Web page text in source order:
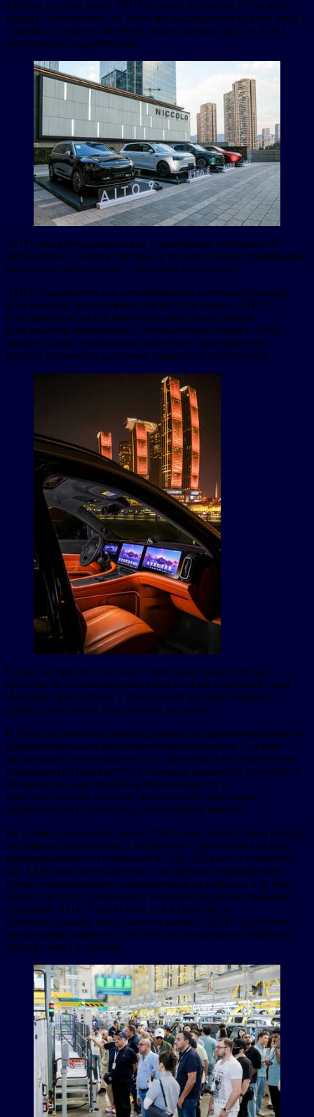
в Китае по цене выше 500 000 юаней в течение 15 месяцев
подряд. Основываясь на этом, мы расширяемся во всем мире с
планами по предоставлению транспортных средств AITO
зарубежным потребителям».
AITO расшифровывается как «Добавление интеллекта к
автомобилю» (Adding Intelligence to Auto), бренд, стремящийся
переосмыслить роскошь с помощью интеллекта.
AITO 9 выделяется как универсальный интеллектуальный
флагманский внедорожник для всех сценариев. AITO 8
позиционируется как семейный интеллектуальный
флагманский внедорожник, который представляет собой
универсальное «мобильное жизненное пространство»,
которое отличается дисплеем, комфортом и удобством.
В ходе экскурсии участники оценивали транспортные
средства по трем сценариям: комплексный городской опыт
Чунцина, опыт работы с продукцией на озере Минью и
профессиональный опыт работы на трассе.
В Чунцине многочисленные датчики восприятия автомобиля
поддерживали ситуационную осведомленность. Система
распознавания светофоров NCA обеспечила бесперебойную
навигацию на перекрестке в сложных дорожных условиях, в
то время как адаптивный контроль скорости и
интеллектуальная система смены полосы движения с
уверенностью справлялись с изменением высоты.
На профессиональной трассе СМИ стали свидетелями работы
системы автоматического экстренного торможения (AEB),
которая работает со скоростью от 4 до 150 км/ч, и испытали,
как AEB помогает водителю с экстренным торможением
перед потенциальным столкновением на скорости 120 км/ч.
Кроме того, тест ускорения и S-кривой продемонстрировал
ускорение AITO 9 0-100 км/ч за 4,9 секунды, а
интеллектуальное шасси, использующее LiDAR и датчики с
несколькими камерами, обеспечило мгновенную обработку
отклика через S-кривые.